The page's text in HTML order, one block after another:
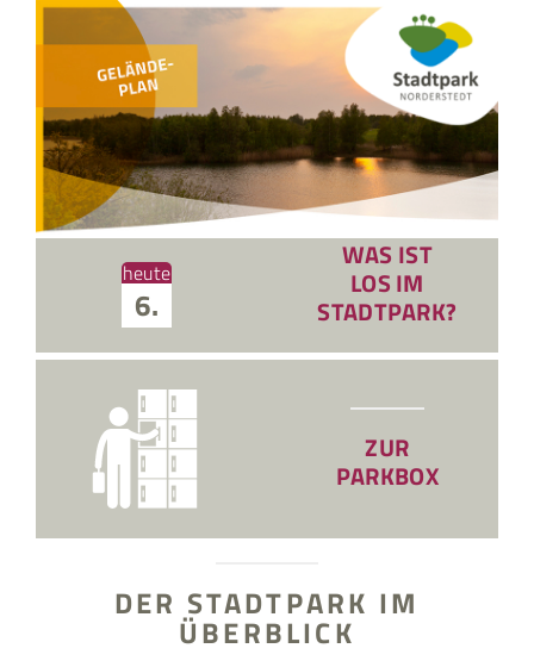
springen
heute
6.
WAS IST
LOS IM
STADTPARK?
ZUR
PARKBOX
DER STADTPARK IM
ÜBERBLICK